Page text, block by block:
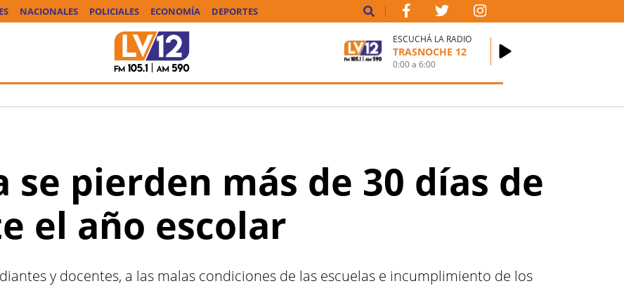
NACIONALES POLICIALES ECONOMÍA DEPORTES
ESCUCHÁ LA RADIO
TRASNOCHE 12
0:00a6:00
se pierden más de 30 días de
el año escolar
y docentes, a las malas condiciones de las escuelas e incumplimiento de los